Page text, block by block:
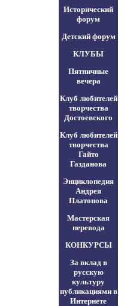
Исторический
форум
Детский форум
КЛУБЫ
Пятничные
вечера
Клуб любителей
творчества
Достоевского
Клуб любителей
творчества
Гайто
Газданова
Энциклопедия
Андрея
Платонова
Мастерская
перевода
КОНКУРСЫ
За вклад в
русскую
культуру
публикациями в
Интернете